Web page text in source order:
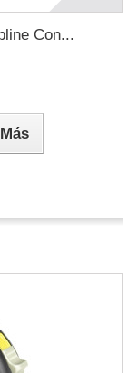
Con...
Más